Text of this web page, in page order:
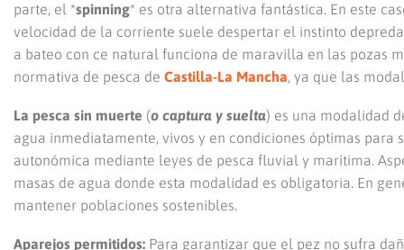
parte, el *spinning* es otra alternativa fantástica. En este
velocidad de la corriente suele despertar el instinto
a bateo con ce natural funciona de maravilla en las pozas
normativa de pesca de Castilla-La Mancha, ya que las
La pesca sin muerte (o captura y suelta) es una modalidad
agua inmediatamente, vivos y en condiciones óptimas para
autonómica mediante leyes de pesca fluvial y marítima.
masas de agua donde esta modalidad es obligatoria. En
mantener poblaciones sostenibles.
Aparejos permitidos: Para garantizar que el pez no sufra